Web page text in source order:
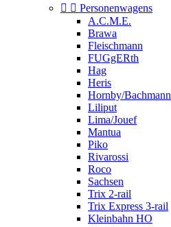
  Personenwagens
A.C.M.E.
Brawa
Fleischmann
FUGgERth
Hag
Heris
Hornby/Bachmann
Liliput
Lima/Jouef
Mantua
Piko
Rivarossi
Roco
Sachsen
Trix 2-rail
Trix Express 3-rail
Kleinbahn HO